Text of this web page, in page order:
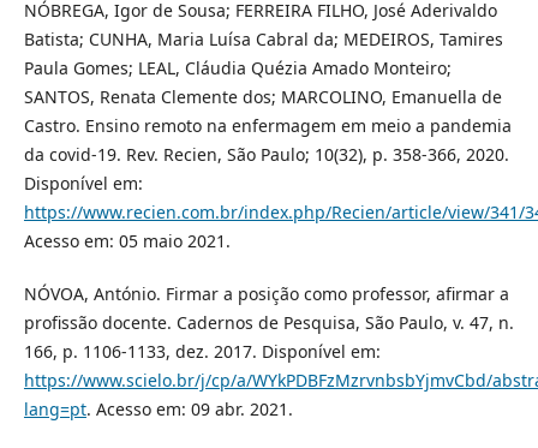
NÓBREGA, Igor de Sousa; FERREIRA FILHO, José Aderivaldo
Batista; CUNHA, Maria Luísa Cabral da; MEDEIROS, Tamires
Paula Gomes; LEAL, Cláudia Quézia Amado Monteiro;
SANTOS, Renata Clemente dos; MARCOLINO, Emanuella de
Castro. Ensino remoto na enfermagem em meio a pandemia
da covid-19. Rev. Recien, São Paulo; 10(32), p. 358-366, 2020.
Disponível em:
https://www.recien.com.br/index.php/Recien/article/view/341/
Acesso em: 05 maio 2021.
NÓVOA, António. Firmar a posição como professor, afirmar a
profissão docente. Cadernos de Pesquisa, São Paulo, v. 47, n.
166, p. 1106-1133, dez. 2017. Disponível em:
https://www.scielo.br/j/cp/a/WYkPDBFzMzrvnbsbYjmvCbd/
lang=pt. Acesso em: 09 abr. 2021.